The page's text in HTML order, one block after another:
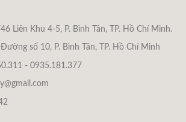
Liên Khu 4-5, P. Bình Tân, TP. Hồ Chí Minh.
số 10, P. Bình Tân, TP. Hồ Chí Minh
- 0935.181.377